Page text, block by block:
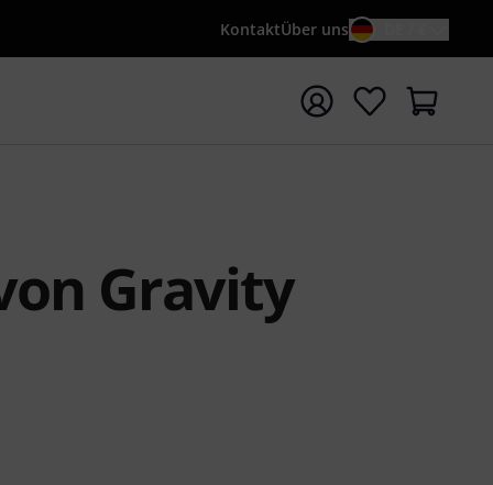
KontaktÜber uns
mit Suchwort {searchTerm} starten
Gravity